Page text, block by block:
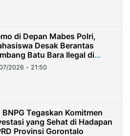
di Depan Mabes Polri,
Desak Berantas
Batu Bara Ilegal di
2026 - 21:50
BNPG Tegaskan Komitmen
yang Sehat di Hadapan
Provinsi Gorontalo